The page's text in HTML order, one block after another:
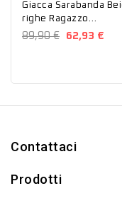
Giacca Sarabanda
righe Ragazzo
0J602634100
89,90 € 62,93 €
Contattaci
Prodotti